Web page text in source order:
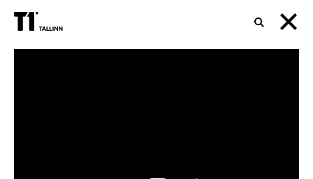
ПОИСК